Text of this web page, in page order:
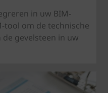
in uw BIM-
tool om de technische
gevelsteen in uw